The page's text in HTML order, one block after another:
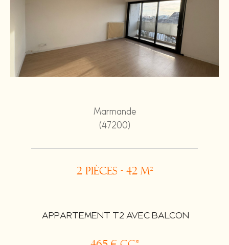
Marmande
(47200)
2 pièces - 42 m²
APPARTEMENT T2 AVEC BALCON